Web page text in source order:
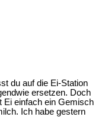
du auf die Ei-Station
ersetzen. Doch
Ei einfach ein Gemisch
Ich habe gestern